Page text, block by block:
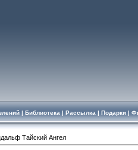
| Библиотека | Рассылка | Подарки|
Тайский Ангел